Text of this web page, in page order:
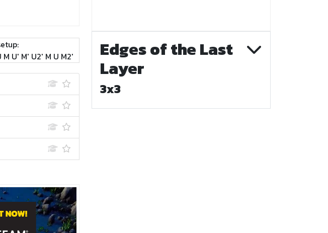
U' M' U2' M U M2'
Edges of the Last
Layer
3x3